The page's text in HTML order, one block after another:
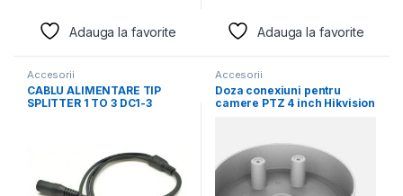
Adauga la favorite Adauga la favorite
Accesorii
CABLU ALIMENTARE TIP
SPLITTER 1 TO 3 DC1-3
Accesorii
Doza conexiuni pentru
camere PTZ 4 inch Hikvision